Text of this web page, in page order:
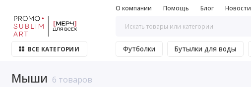
О компании Помощь Блог Новости
ВСЕ КАТЕГОРИИ Футболки Бутылки для воды
Мыши 6 товаров